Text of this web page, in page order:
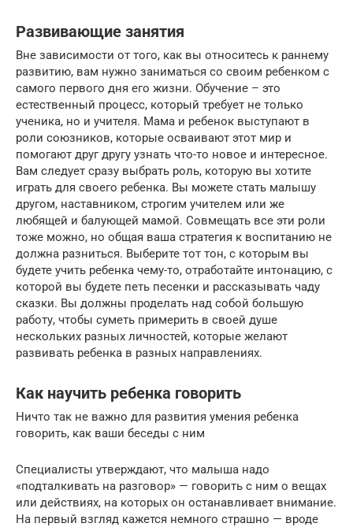
Развивающие занятия
Вне зависимости от того, как вы относитесь к раннему
развитию, вам нужно заниматься со своим ребенком с
самого первого дня его жизни. Обучение – это
естественный процесс, который требует не только
ученика, но и учителя. Мама и ребенок выступают в
роли союзников, которые осваивают этот мир и
помогают друг другу узнать что-то новое и интересное.
Вам следует сразу выбрать роль, которую вы хотите
играть для своего ребенка. Вы можете стать малышу
другом, наставником, строгим учителем или же
любящей и балующей мамой. Совмещать все эти роли
тоже можно, но общая ваша стратегия к воспитанию не
должна разниться. Выберите тот тон, с которым вы
будете учить ребенка чему-то, отработайте интонацию, с
которой вы будете петь песенки и рассказывать чаду
сказки. Вы должны проделать над собой большую
работу, чтобы суметь примерить в своей душе
нескольких разных личностей, которые желают
развивать ребенка в разных направлениях.
Как научить ребенка говорить
Ничто так не важно для развития умения ребенка
говорить, как ваши беседы с ним
Специалисты утверждают, что малыша надо
«подталкивать на разговор» — говорить с ним о вещах
или действиях, на которых он останавливает внимание.
На первый взгляд кажется немного страшно — вроде